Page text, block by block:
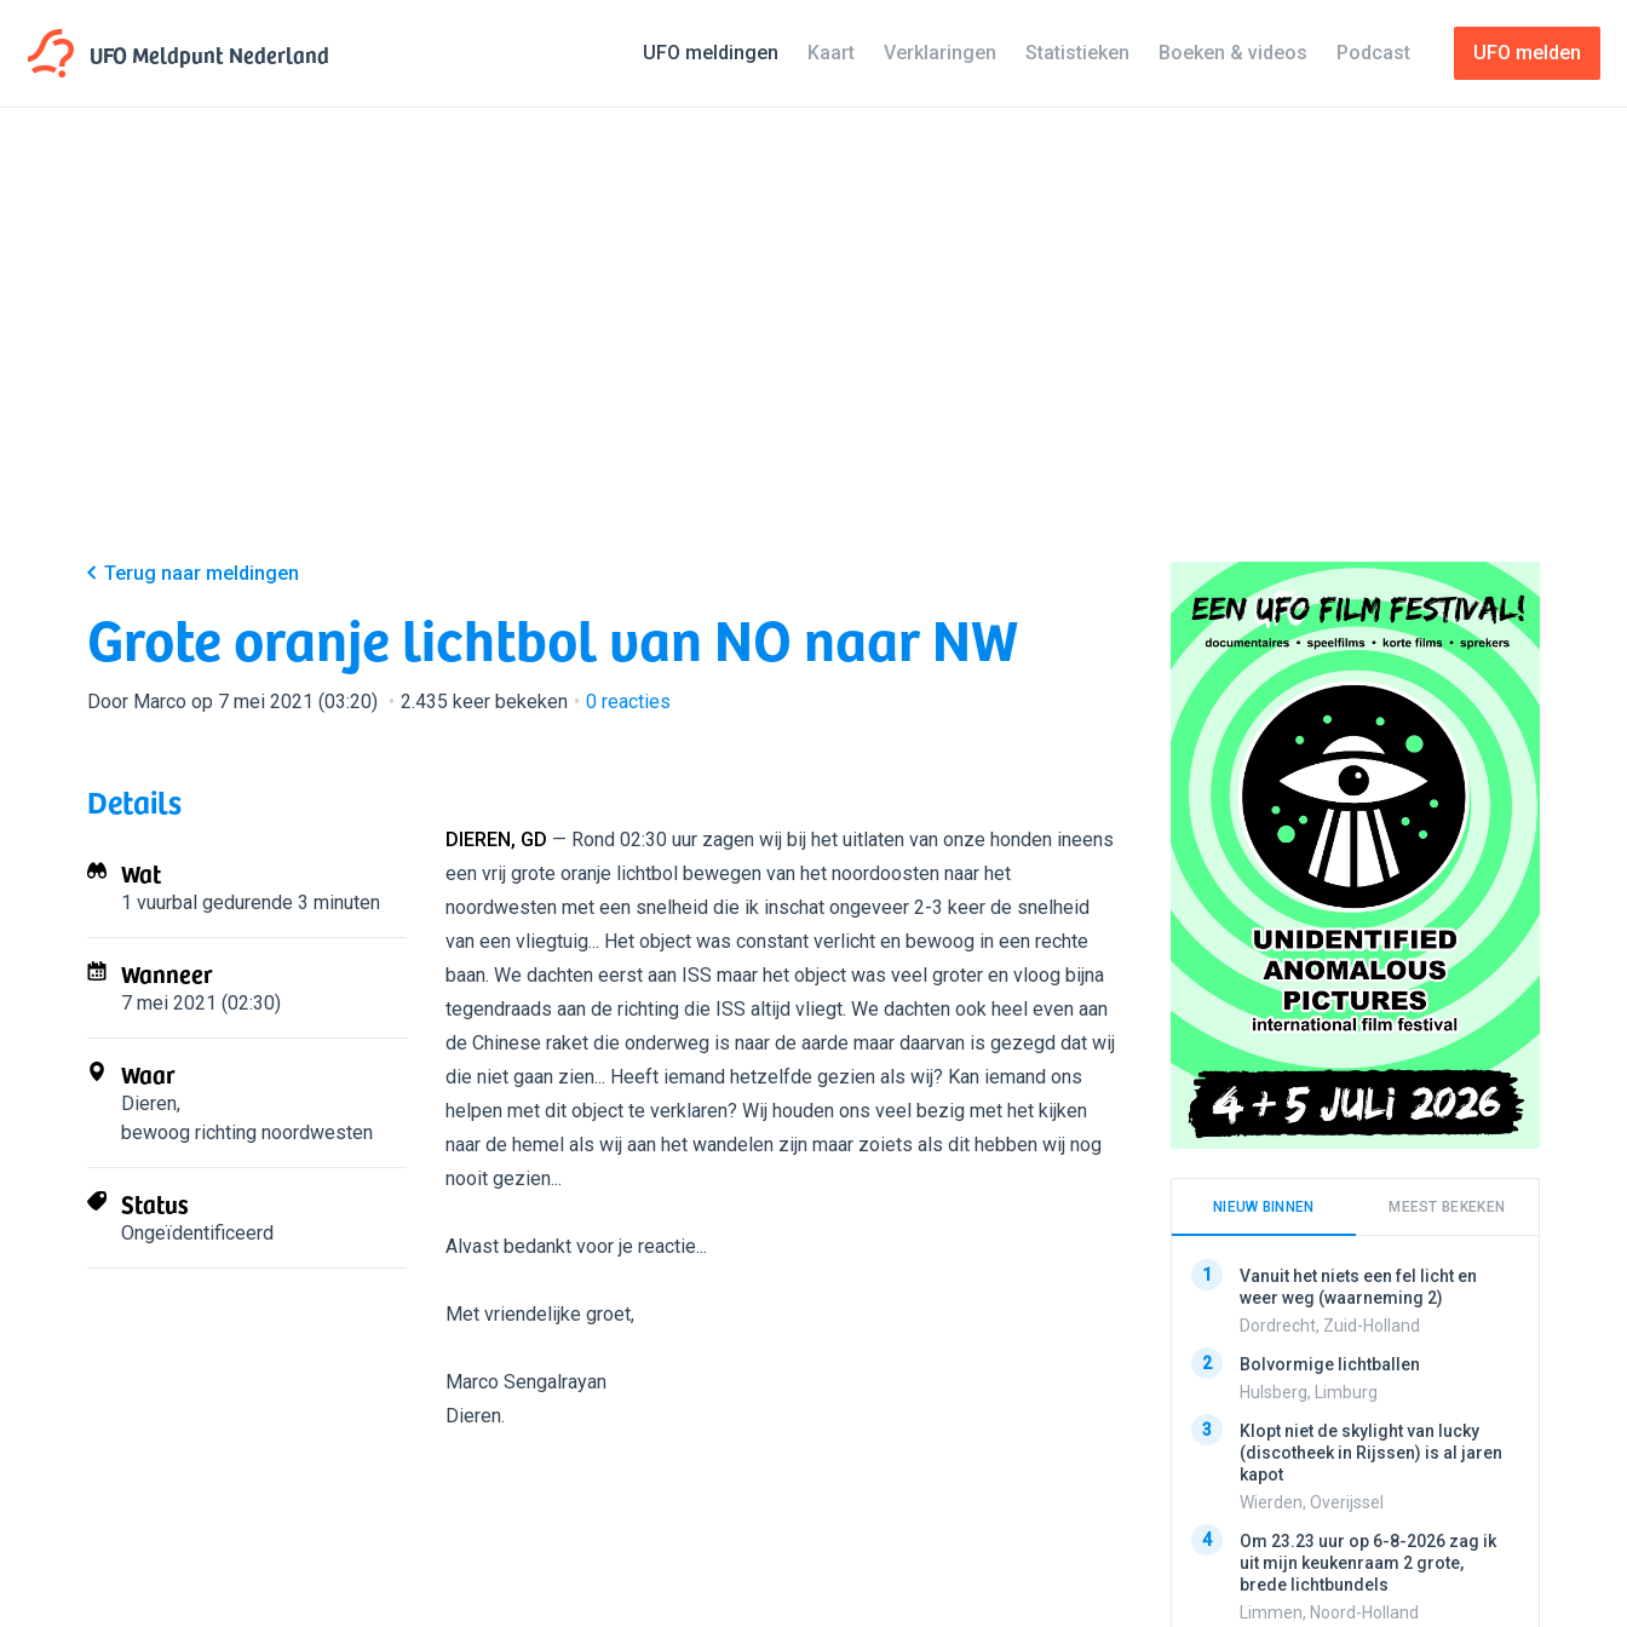
UFO MeldpuntNederland UFO melden
UFO meldingen Kaart Verklaringen Statistieken Boeken & videos Podcast
Terug naar meldingen
Grote oranje lichtbol van NO naar NW
Door Marco op 7 mei 2021 (03:20) 2.435 keer bekeken 0 reacties
Details
Wat
1 vuurbal gedurende 3 minuten
Wanneer
7 mei 2021 (02:30)
Waar
Dieren,
bewoog richting noordwesten
Status
Ongeïdentificeerd
DIEREN, GD — Rond 02:30 uur zagen wij bij het uitlaten van onze honden ineens
een vrij grote oranje lichtbol bewegen van het noordoosten naar het
noordwesten met een snelheid die ik inschat ongeveer 2-3 keer de snelheid
van een vliegtuig... Het object was constant verlicht en bewoog in een rechte
baan. We dachten eerst aan ISS maar het object was veel groter en vloog bijna
tegendraads aan de richting die ISS altijd vliegt. We dachten ook heel even aan
de Chinese raket die onderweg is naar de aarde maar daarvan is gezegd dat wij
die niet gaan zien... Heeft iemand hetzelfde gezien als wij? Kan iemand ons
helpen met dit object te verklaren? Wij houden ons veel bezig met het kijken
naar de hemel als wij aan het wandelen zijn maar zoiets als dit hebben wij nog
nooit gezien...
Alvast bedankt voor je reactie...
Met vriendelijke groet,
Marco Sengalrayan
Dieren.
NIEUW BINNEN MEEST BEKEKEN
1
Vanuit het niets een fel licht en
weer weg (waarneming 2)
Dordrecht, Zuid-Holland
2
Bolvormige lichtballen
Hulsberg, Limburg
3
Klopt niet de skylight van lucky
(discotheek in Rijssen) is al jaren
kapot
Wierden, Overijssel
4
Om 23.23 uur op 6-8-2026 zag ik
uit mijn keukenraam 2 grote,
brede lichtbundels
Limmen, Noord-Holland